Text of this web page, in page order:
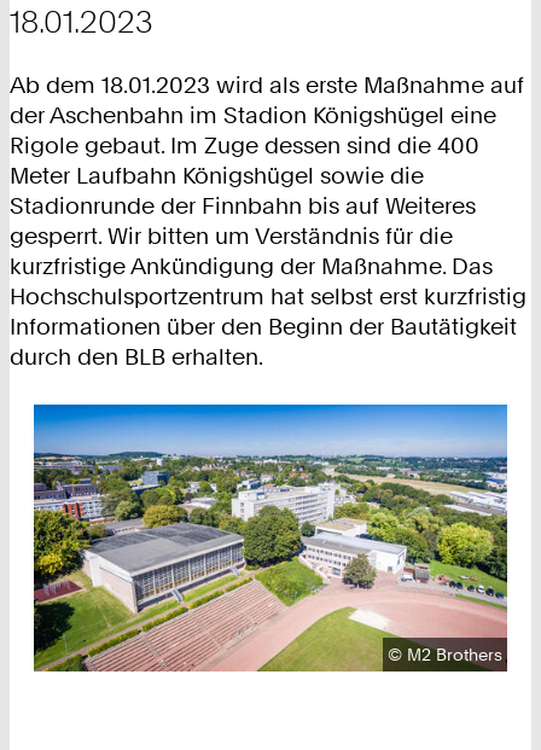
18.01.2023
Ab dem 18.01.2023 wird als erste Maßnahme auf
der Aschenbahn im Stadion Königshügel eine
Rigole gebaut. Im Zuge dessen sind die 400
Meter Laufbahn Königshügel sowie die
Stadionrunde der Finnbahn bis auf Weiteres
gesperrt. Wir bitten um Verständnis für die
kurzfristige Ankündigung der Maßnahme. Das
Hochschulsportzentrum hat selbst erst kurzfristig
Informationen über den Beginn der Bautätigkeit
durch den BLB erhalten.
Urheberrecht:
© M2 Brothers